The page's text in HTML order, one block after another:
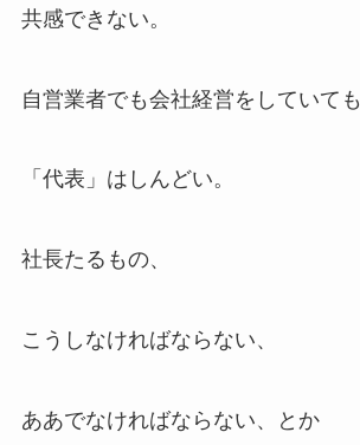
共感できない。
自営業者でも会社経営をしていても
「代表」はしんどい。
社長たるもの、
こうしなければならない、
ああでなければならない、とか